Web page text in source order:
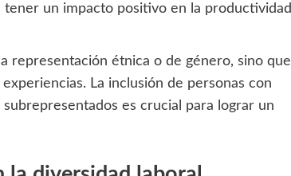
un impacto positivo en la productividad
representación étnica o de género, sino que
La inclusión de personas con
es crucial para lograr un